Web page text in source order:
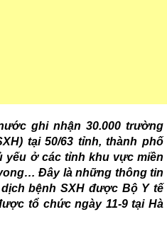
ghi nhận 30.000 trường
tại 50/63 tỉnh, thành phố
yếu ở các tỉnh khu vực miền
Đây là những thông tin
bệnh SXH được Bộ Y tế
tổ chức ngày 11-9 tại Hà